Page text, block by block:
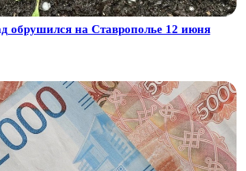
обрушился на Ставрополье 12 июня